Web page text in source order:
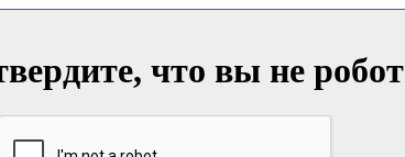
что вы не робот